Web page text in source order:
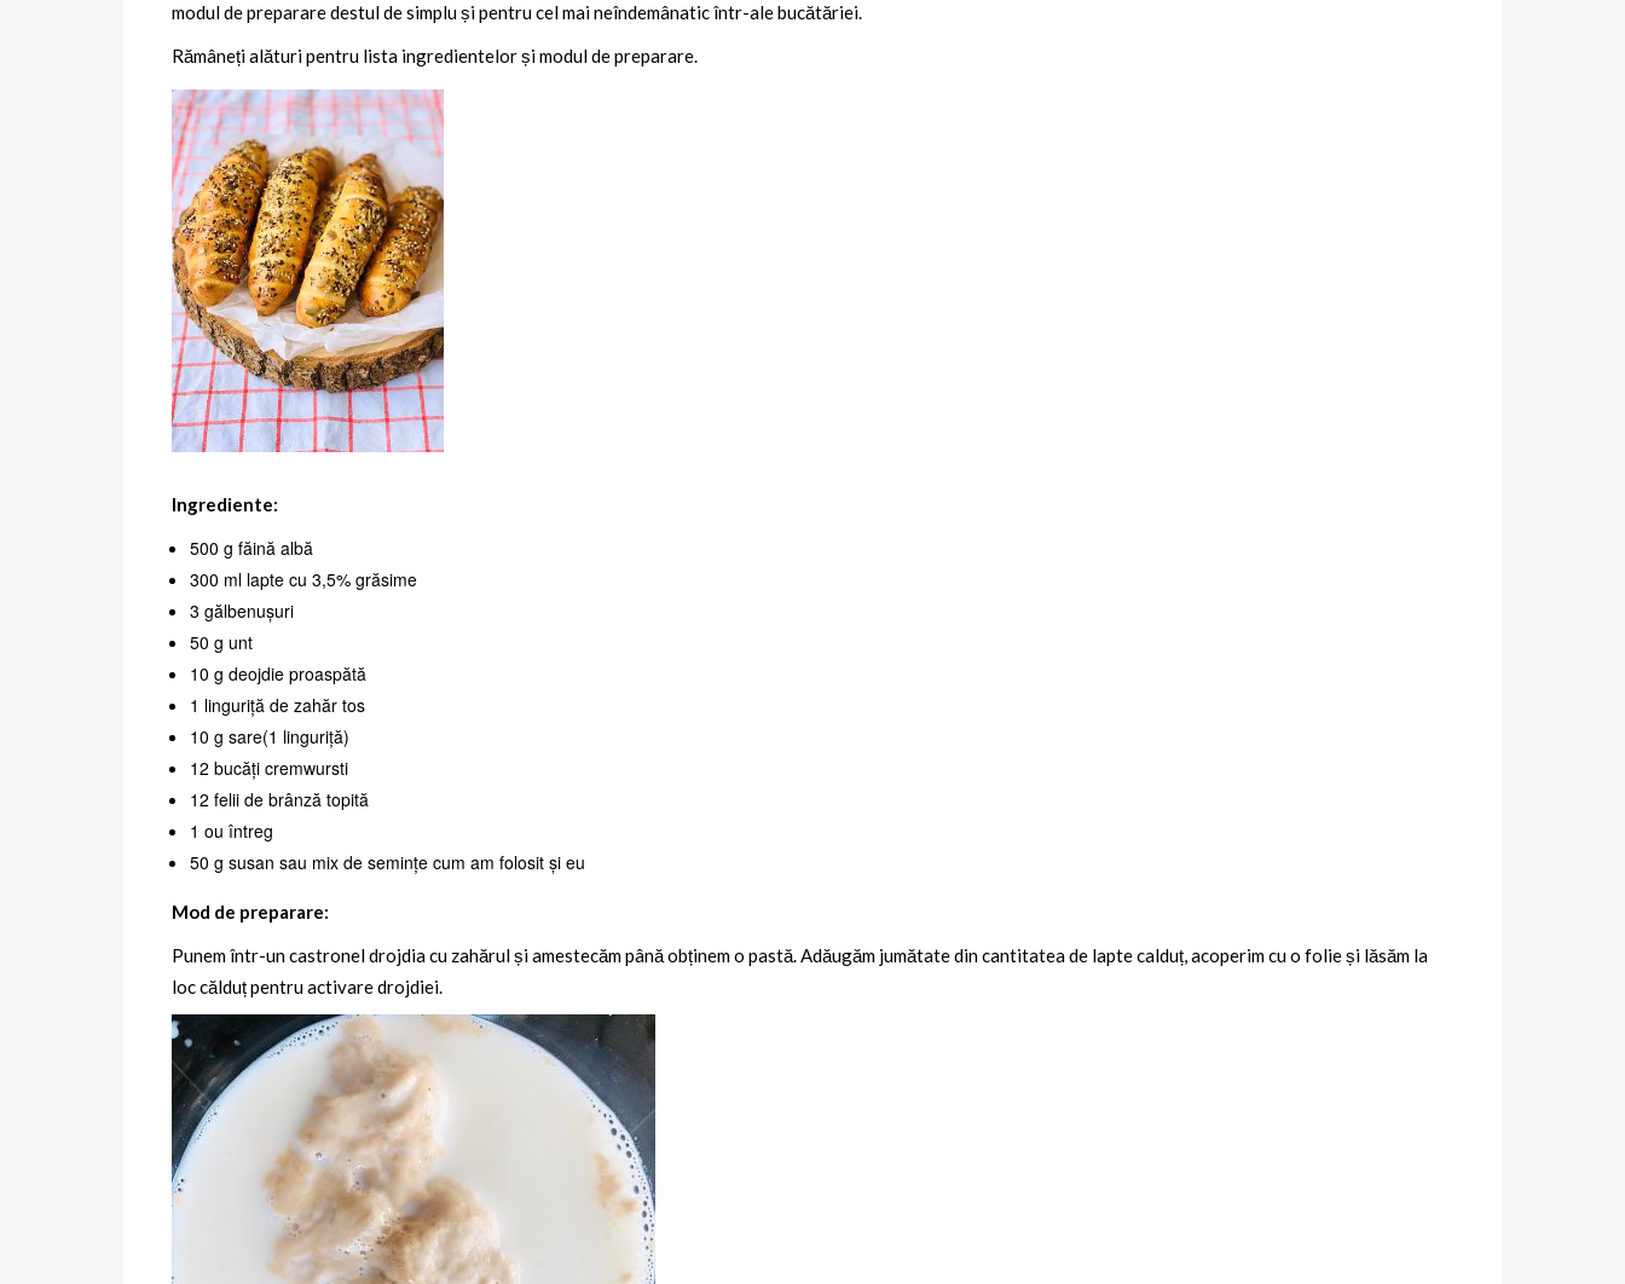
modul de preparare destul de simplu și pentru cel mai neîndemânatic într-ale bucătăriei.
Rămâneți alături pentru lista ingredientelor și modul de preparare.
Ingrediente:
500 g făină albă
300 ml lapte cu 3,5% grăsime
3 gălbenușuri
50 g unt
10 g deojdie proaspătă
1 linguriță de zahăr tos
10 g sare(1 linguriță)
12 bucăți cremwursti
12 felii de brânză topită
1 ou întreg
50 g susan sau mix de semințe cum am folosit și eu
Mod de preparare:
Punem într-un castronel drojdia cu zahărul și amestecăm până obținem o pastă. Adăugăm jumătate din cantitatea de lapte calduț, acoperim cu o folie și lăsăm la
loc călduț pentru activare drojdiei.